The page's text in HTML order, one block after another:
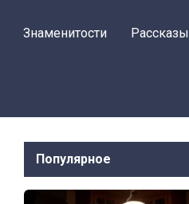
Знаменитости Рассказы
Популярное